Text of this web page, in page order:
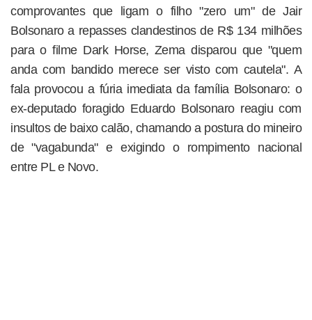
comprovantes que ligam o filho "zero um" de Jair
Bolsonaro a repasses clandestinos de R$ 134 milhões
para o filme Dark Horse, Zema disparou que "quem
anda com bandido merece ser visto com cautela". A
fala provocou a fúria imediata da família Bolsonaro: o
ex-deputado foragido Eduardo Bolsonaro reagiu com
insultos de baixo calão, chamando a postura do mineiro
de "vagabunda" e exigindo o rompimento nacional
entre PL e Novo.